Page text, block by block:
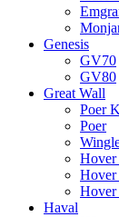
Genesis
GV70
GV80
Great Wall
Poer
Poer
Haval